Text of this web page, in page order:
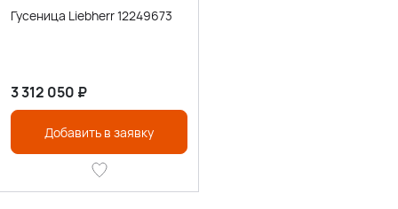
Гусеница Liebherr 12249673
3 312 050 ₽
Добавить в заявку